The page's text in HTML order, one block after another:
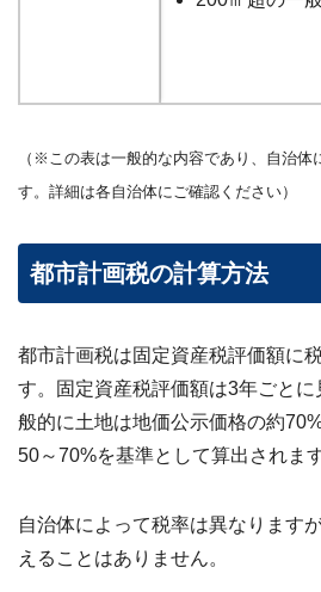
（※この表は一般的な内容であり、自治体
す。詳細は各自治体にご確認ください）
都市計画税の計算方法
都市計画税は固定資産税評価額に
す。固定資産税評価額は3年ごと
般的に土地は地価公示価格の約
50～70%を基準として算出されます
自治体によって税率は異なります
えることはありません。